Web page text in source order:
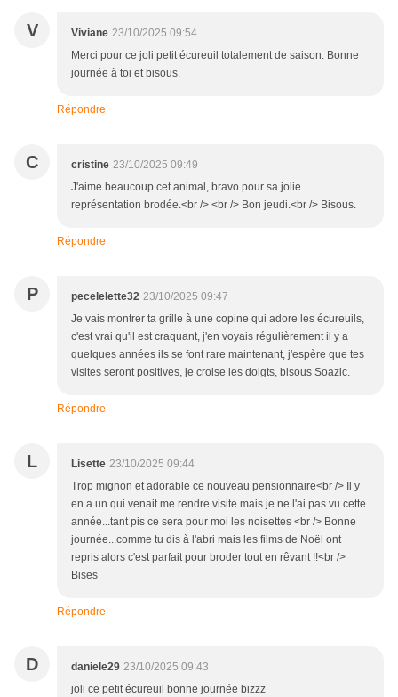
V Viviane 23/10/2025 09:54
Merci pour ce joli petit écureuil totalement de saison. Bonne
journée à toi et bisous.
Répondre
C cristine 23/10/2025 09:49
J'aime beaucoup cet animal, bravo pour sa jolie
représentation brodée.<br /> <br /> Bon jeudi.<br /> Bisous.
Répondre
P pecelelette32 23/10/2025 09:47
Je vais montrer ta grille à une copine qui adore les écureuils,
c'est vrai qu'il est craquant, j'en voyais régulièrement il y a
quelques années ils se font rare maintenant, j'espère que tes
visites seront positives, je croise les doigts, bisous Soazic.
Répondre
L Lisette 23/10/2025 09:44
Trop mignon et adorable ce nouveau pensionnaire<br /> Il y
en a un qui venait me rendre visite mais je ne l'ai pas vu cette
année...tant pis ce sera pour moi les noisettes <br /> Bonne
journée...comme tu dis à l'abri mais les films de Noël ont
repris alors c'est parfait pour broder tout en rêvant !!<br />
Bises
Répondre
D daniele29 23/10/2025 09:43
joli ce petit écureuil bonne journée bizzz